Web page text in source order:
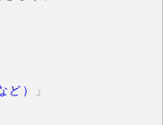
ど）
」